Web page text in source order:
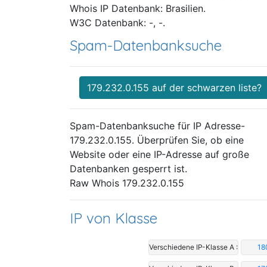
Whois IP Datenbank: Brasilien.
W3C Datenbank: -, -.
Spam-Datenbanksuche
179.232.0.155 auf der schwarzen liste?
Spam-Datenbanksuche für IP Adresse-
179.232.0.155. Überprüfen Sie, ob eine
Website oder eine IP-Adresse auf große
Datenbanken gesperrt ist.
Raw Whois 179.232.0.155
IP von Klasse
Verschiedene IP-Klasse A :